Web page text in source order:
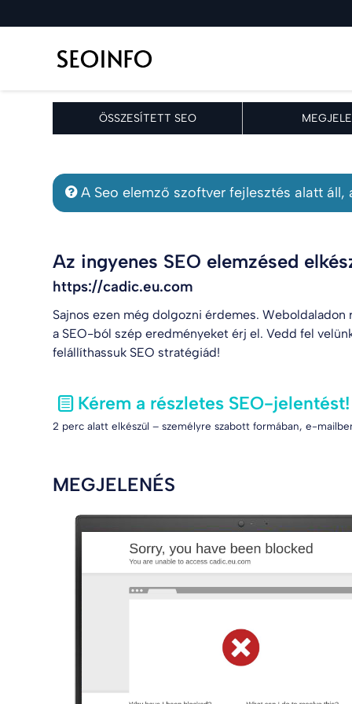
ÖSSZESÍTETT SEO
A Seo elemző szoftver fejlesztés alatt
Az ingyenes SEO elemzésed
https://cadic.eu.com
Sajnos ezen még dolgozni érdemes.
a SEO-ból szép eredményeket érj el. Vedd fel
felállíthassuk SEO stratégiád!
Kérem a részletes SEO-jelentést!
2 perc alatt elkészül – személyre szabott formában, e-
MEGJELENÉS